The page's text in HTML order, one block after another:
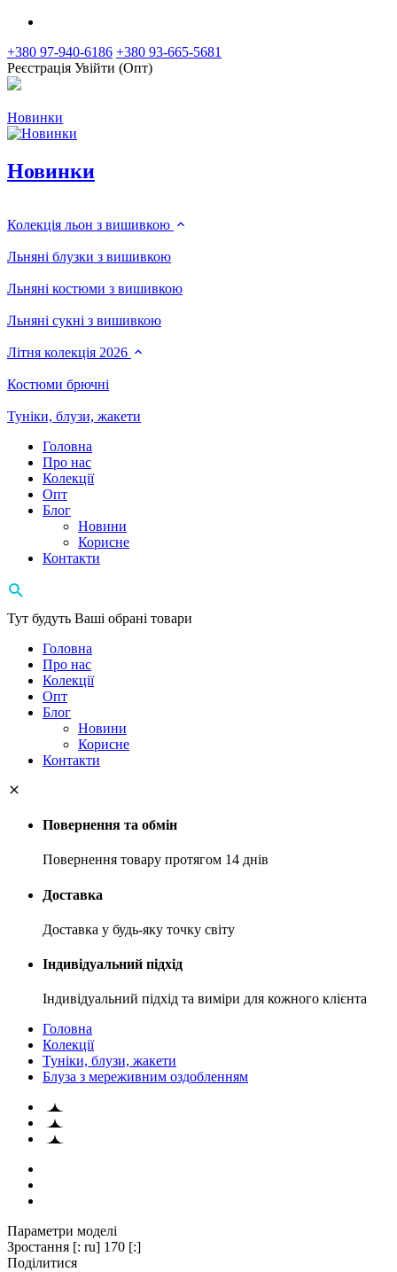
+380 97-940-6186 +380 93-665-5681
Реєстрація Увійти (Опт)
Новинки
Новинки
Колекція льон з вишивкою
Льняні блузки з вишивкою
Льняні костюми з вишивкою
Льняні сукні з вишивкою
Літня колекція 2026
Костюми брючні
Туніки, блузи, жакети
Головна
Про нас
Колекції
Опт
Блог
Новини
Корисне
Контакти
Тут будуть Ваші обрані товари
Головна
Про нас
Колекції
Опт
Блог
Новини
Корисне
Контакти
Повернення та обмін
Повернення товару протягом 14 днів
Доставка
Доставка у будь-яку точку світу
Індивідуальний підхід
Індивідуальний підхід та виміри для кожного клієнта
Головна
Колекції
Туніки, блузи, жакети
Блуза з мереживним оздобленням
Параметри моделі
Зростання [: ru] 170 [:]
Поділитися